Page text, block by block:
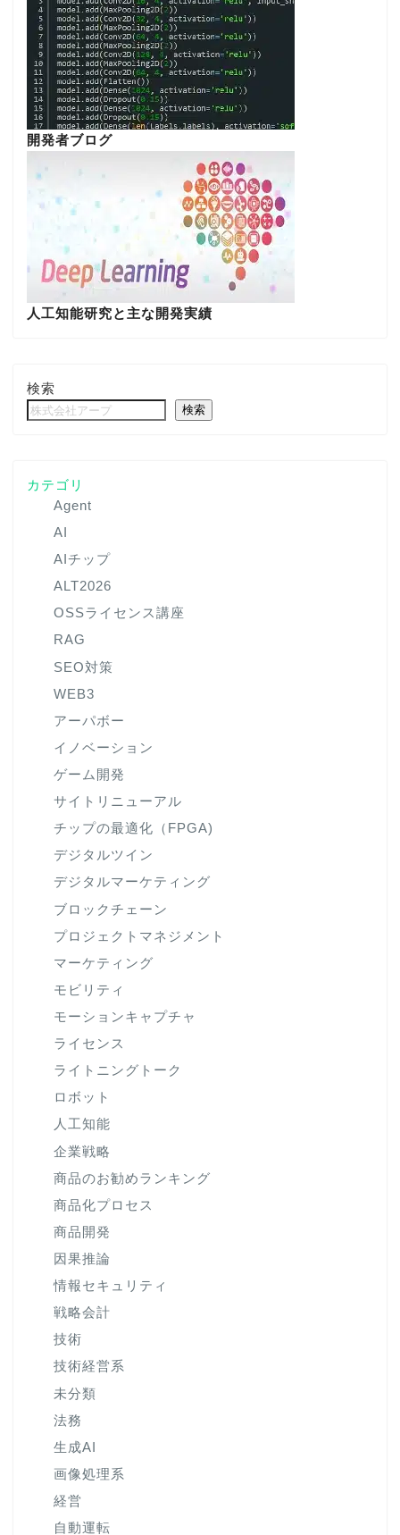
開発者ブログ
人工知能研究と主な開発実績
検索
検索
カテゴリ
Agent
AI
AIチップ
ALT2026
OSSライセンス講座
RAG
SEO対策
WEB3
アーパボー
イノベーション
ゲーム開発
サイトリニューアル
チップの最適化（FPGA)
デジタルツイン
デジタルマーケティング
ブロックチェーン
プロジェクトマネジメント
マーケティング
モビリティ
モーションキャプチャ
ライセンス
ライトニングトーク
ロボット
人工知能
企業戦略
商品のお勧めランキング
商品化プロセス
商品開発
因果推論
情報セキュリティ
戦略会計
技術
技術経営系
未分類
法務
生成AI
画像処理系
経営
自動運転